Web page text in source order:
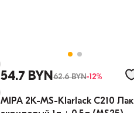
54.7 BYN62.6 BYN-12%
MIPA 2K-MS-Klarlack C210 Лак